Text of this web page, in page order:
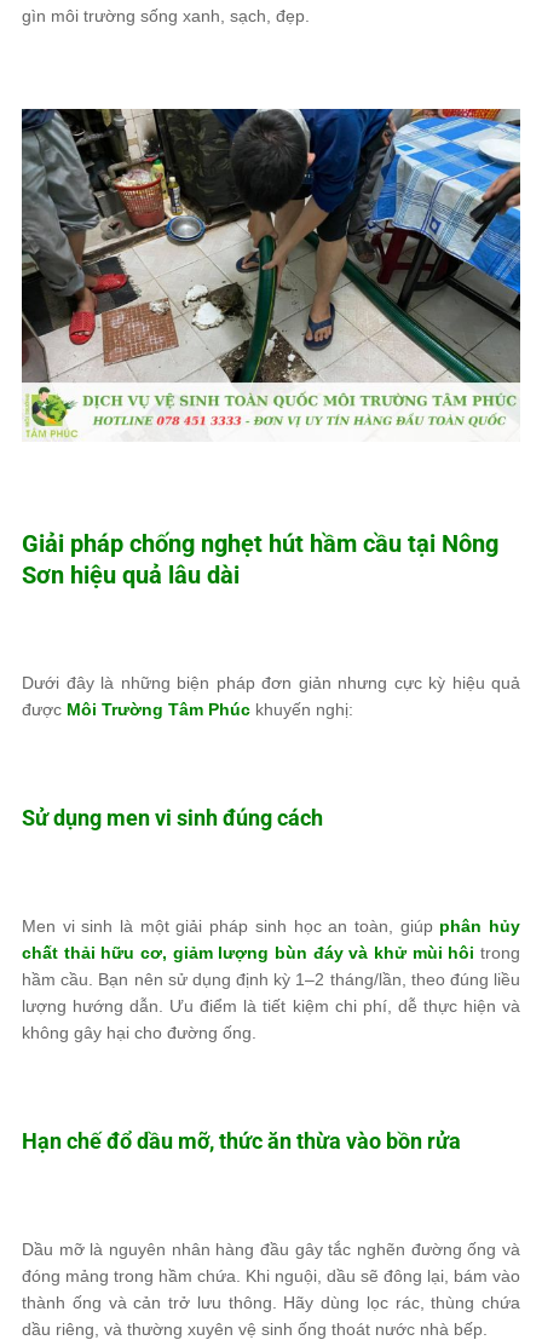
gìn môi trường sống xanh, sạch, đẹp.
Giải pháp chống nghẹt hút hầm cầu tại Nông
Sơn hiệu quả lâu dài
Dưới đây là những biện pháp đơn giản nhưng cực kỳ hiệu quả
được Môi Trường Tâm Phúc khuyến nghị:
Sử dụng men vi sinh đúng cách
Men vi sinh là một giải pháp sinh học an toàn, giúp phân hủy
chất thải hữu cơ, giảm lượng bùn đáy và khử mùi hôi trong
hầm cầu. Bạn nên sử dụng định kỳ 1–2 tháng/lần, theo đúng liều
lượng hướng dẫn. Ưu điểm là tiết kiệm chi phí, dễ thực hiện và
không gây hại cho đường ống.
Hạn chế đổ dầu mỡ, thức ăn thừa vào bồn rửa
Dầu mỡ là nguyên nhân hàng đầu gây tắc nghẽn đường ống và
đóng mảng trong hầm chứa. Khi nguội, dầu sẽ đông lại, bám vào
thành ống và cản trở lưu thông. Hãy dùng lọc rác, thùng chứa
dầu riêng, và thường xuyên vệ sinh ống thoát nước nhà bếp.